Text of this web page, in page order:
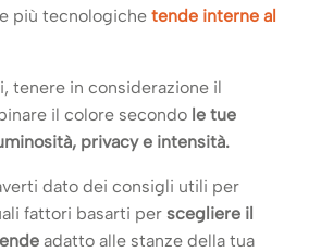
più tecnologiche tende interne al
tenere in considerazione il
il colore secondole tue
privacy e intensità.
dato dei consigli utili per
fattori basarti per scegliere il
adatto alle stanze della tua